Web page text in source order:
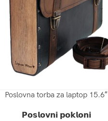
PONUDU
Poslovna torba za laptop 15.6″
𝗣𝗼𝘀𝗹𝗼𝘃𝗻𝗶 𝗽𝗼𝗸𝗹𝗼𝗻𝗶